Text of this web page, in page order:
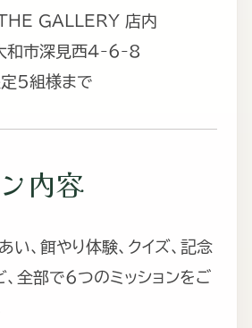
GALLERY 店内
和市深見西4-6-8
定5組様まで
内容
い、餌やり体験、クイズ、記念
、全部で6つのミッションをご